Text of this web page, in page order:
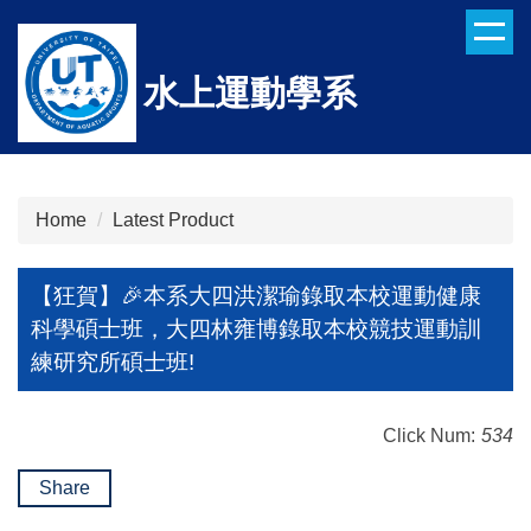
the
main
content
block
水上運動學系
Home Latest Product
【狂賀】🎉本系大四洪潔瑜錄取本校運動健康
科學碩士班，大四林雍博錄取本校競技運動訓
練研究所碩士班!
Click Num: 534
Share